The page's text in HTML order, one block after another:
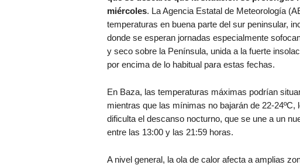
miércoles. La Agencia Estatal de Meteorología
temperaturas en buena parte del sur peninsular,
donde se esperan jornadas especialmente
y seco sobre la Península, unida a la fuerte
por encima de lo habitual para estas fechas.
En Baza, las temperaturas máximas podrían
mientras que las mínimas no bajarán de 22-
dificulta el descanso nocturno, que se une a un
entre las 13:00 y las 21:59 horas.
A nivel general, la ola de calor afecta a amplias